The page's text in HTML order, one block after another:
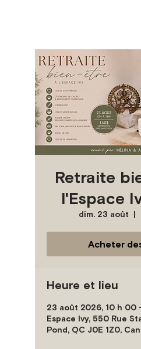
Retraite
l'Espace
dim. 23 août
  |
Acheter
Heure et lieu
23 août 2026, 10 h 00
Espace Ivy, 550 Rue
Pond, QC J0E 1Z0,